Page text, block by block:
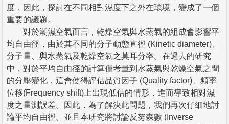
度，因此，探討在不同相對濕度下之外在環境，變成了一個
重要的議題。
對於潮濕空氣而言，乾燥空氣與水蒸氣的組成會影響平
均自由徑，由於其不同的分子動態直徑 (Kinetic diameter)、
分子量、與水蒸氣及乾燥空氣之莫耳分率。在過去的研究
中，對於平均自由徑的計算僅考量到水蒸氣與乾燥空氣之間
的分壓變化，這會使得評估品質因子 (Quality factor)、頻率
位移(Frequency shift)上出現低估的情形，進而導致相對濕
度之量測誤差。因此，為了解決此問題，我們再次仔細地討
論平均自由徑。並且本研究將討論反努森數 (Inverse